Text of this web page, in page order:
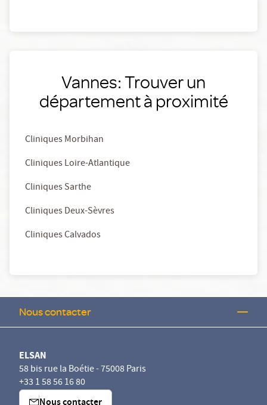
Vannes: Trouver un
département à proximité
Cliniques Morbihan
Cliniques Loire-Atlantique
Cliniques Sarthe
Cliniques Deux-Sèvres
Cliniques Calvados
Nous contacter
ELSAN
58 bis rue la Boétie - 75008 Paris
+33 1 58 56 16 80